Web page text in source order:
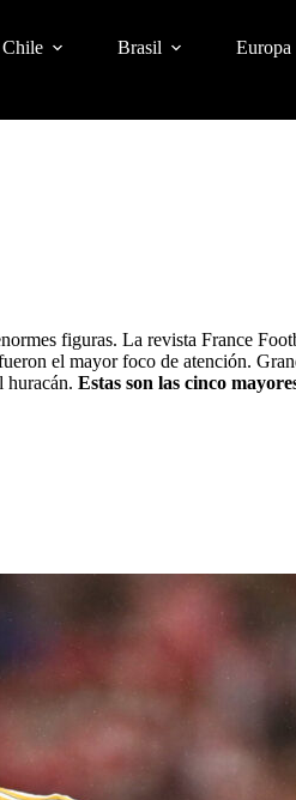
Chile Brasil Europa
figuras. La revista France
el mayor foco de atención.
huracán. Estas son las cinco